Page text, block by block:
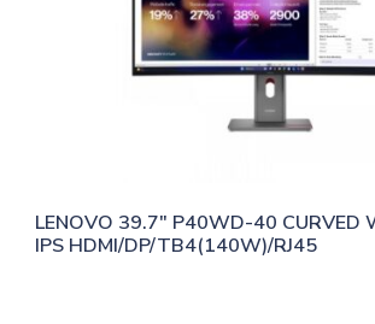
LENOVO 39.7″ P40WD-40 CURVED
IPS HDMI/DP/TB4(140W)/RJ45